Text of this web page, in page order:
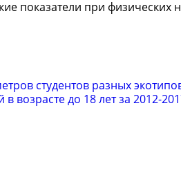
показатели при физических
студентов разных
возрасте до 18 лет за 2012-